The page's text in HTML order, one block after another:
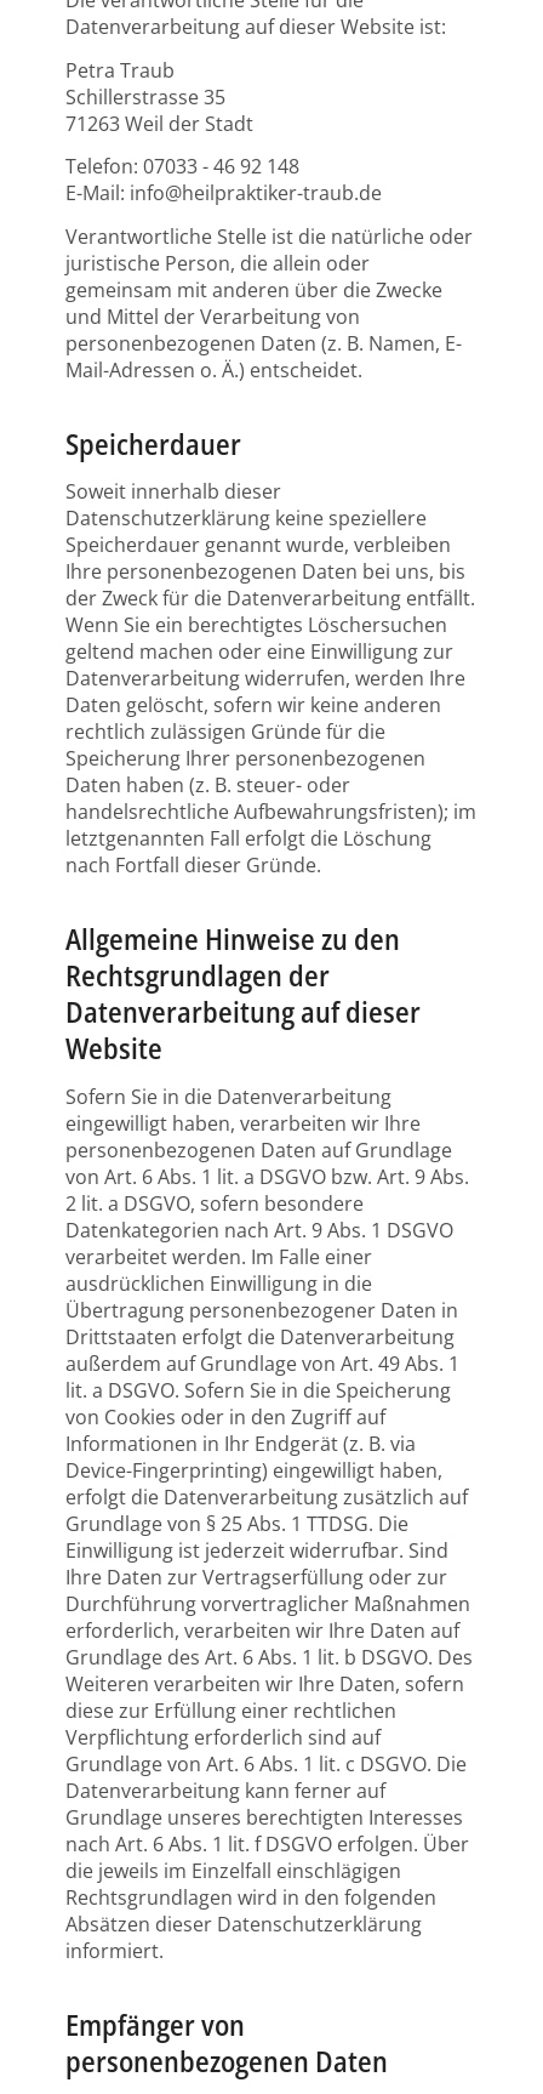
Datenverarbeitung auf dieser Website ist:
Petra Traub
Schillerstrasse 35
71263 Weil der Stadt
Telefon: 07033 - 46 92 148
E-Mail: info@heilpraktiker-traub.de
Verantwortliche Stelle ist die natürliche oder
juristische Person, die allein oder
gemeinsam mit anderen über die Zwecke
und Mittel der Verarbeitung von
personenbezogenen Daten (z. B. Namen, E-
Mail-Adressen o. Ä.) entscheidet.
Speicherdauer
Soweit innerhalb dieser
Datenschutzerklärung keine speziellere
Speicherdauer genannt wurde, verbleiben
Ihre personenbezogenen Daten bei uns, bis
der Zweck für die Datenverarbeitung entfällt.
Wenn Sie ein berechtigtes Löschersuchen
geltend machen oder eine Einwilligung zur
Datenverarbeitung widerrufen, werden Ihre
Daten gelöscht, sofern wir keine anderen
rechtlich zulässigen Gründe für die
Speicherung Ihrer personenbezogenen
Daten haben (z. B. steuer- oder
handelsrechtliche Aufbewahrungsfristen); im
letztgenannten Fall erfolgt die Löschung
nach Fortfall dieser Gründe.
Allgemeine Hinweise zu den
Rechtsgrundlagen der
Datenverarbeitung auf dieser
Website
Sofern Sie in die Datenverarbeitung
eingewilligt haben, verarbeiten wir Ihre
personenbezogenen Daten auf Grundlage
von Art. 6 Abs. 1 lit. a DSGVO bzw. Art. 9 Abs.
2 lit. a DSGVO, sofern besondere
Datenkategorien nach Art. 9 Abs. 1 DSGVO
verarbeitet werden. Im Falle einer
ausdrücklichen Einwilligung in die
Übertragung personenbezogener Daten in
Drittstaaten erfolgt die Datenverarbeitung
außerdem auf Grundlage von Art. 49 Abs. 1
lit. a DSGVO. Sofern Sie in die Speicherung
von Cookies oder in den Zugriff auf
Informationen in Ihr Endgerät (z. B. via
Device-Fingerprinting) eingewilligt haben,
erfolgt die Datenverarbeitung zusätzlich auf
Grundlage von § 25 Abs. 1 TTDSG. Die
Einwilligung ist jederzeit widerrufbar. Sind
Ihre Daten zur Vertragserfüllung oder zur
Durchführung vorvertraglicher Maßnahmen
erforderlich, verarbeiten wir Ihre Daten auf
Grundlage des Art. 6 Abs. 1 lit. b DSGVO. Des
Weiteren verarbeiten wir Ihre Daten, sofern
diese zur Erfüllung einer rechtlichen
Verpflichtung erforderlich sind auf
Grundlage von Art. 6 Abs. 1 lit. c DSGVO. Die
Datenverarbeitung kann ferner auf
Grundlage unseres berechtigten Interesses
nach Art. 6 Abs. 1 lit. f DSGVO erfolgen. Über
die jeweils im Einzelfall einschlägigen
Rechtsgrundlagen wird in den folgenden
Absätzen dieser Datenschutzerklärung
informiert.
Empfänger von
personenbezogenen Daten